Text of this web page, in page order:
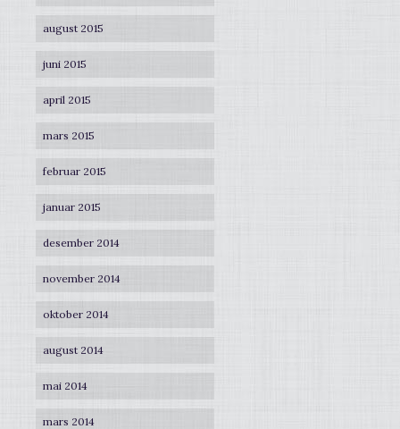
august 2015
juni 2015
april 2015
mars 2015
februar 2015
januar 2015
desember 2014
november 2014
oktober 2014
august 2014
mai 2014
mars 2014